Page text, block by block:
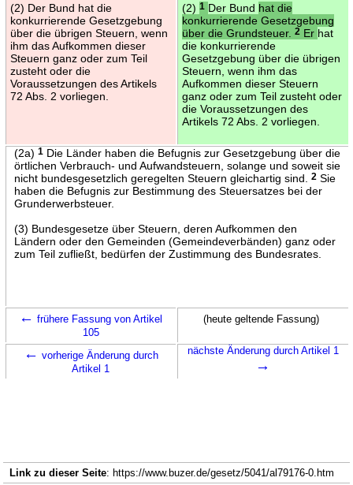
(2) Der Bund hat die
konkurrierende Gesetzgebung
über die übrigen Steuern, wenn
ihm das Aufkommen dieser
Steuern ganz oder zum Teil
zusteht oder die
Voraussetzungen des Artikels
72 Abs. 2 vorliegen.
(2) 1 Der Bund hat die
konkurrierende Gesetzgebung
über die Grundsteuer. 2Er hat
die konkurrierende
Gesetzgebung über die übrigen
Steuern, wenn ihm das
Aufkommen dieser Steuern
ganz oder zum Teil zusteht oder
die Voraussetzungen des
Artikels 72 Abs. 2 vorliegen.
(2a) 1Die Länder haben die Befugnis zur Gesetzgebung über die
örtlichen Verbrauch- und Aufwandsteuern, solange und soweit sie
nicht bundesgesetzlich geregelten Steuern gleichartig sind.
2Sie
haben die Befugnis zur Bestimmung des Steuersatzes bei der
Grunderwerbsteuer.
(3) Bundesgesetze über Steuern, deren Aufkommen den
Ländern oder den Gemeinden (Gemeindeverbänden) ganz oder
zum Teil zufließt, bedürfen der Zustimmung des Bundesrates.
← frühere Fassung von Artikel
105
(heute geltende Fassung)
← vorherige Änderung durch
Artikel 1
nächste Änderung durch Artikel 1
→
Link zu dieser Seite: https://www.buzer.de/gesetz/5041/al79176-0.htm